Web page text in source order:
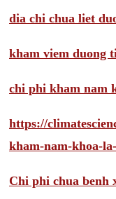
dia chi chua liet
kham viem duong
chi phi kham nam
https://
kham-nam-khoa-
Chi phi chua benh